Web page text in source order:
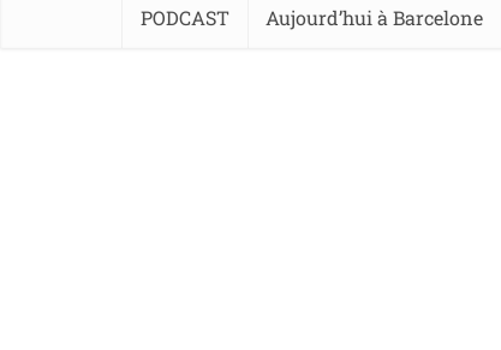
PODCAST Aujourd’hui à Barcelone